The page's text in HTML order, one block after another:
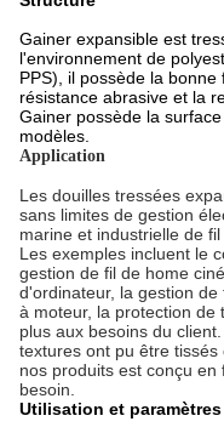
Gainer expansible est
l'environnement de
PPS), il possède la
résistance abrasive et la
Gainer possède la
modèles.
Application
Les douilles tressées
sans limites de gestion
marine et industrielle de
Les exemples incluent le
gestion de fil de home
d'ordinateur, la gestion
à moteur, la protection de
plus aux besoins du
textures ont pu être
nos produits est conçu
besoin.
Utilisation et